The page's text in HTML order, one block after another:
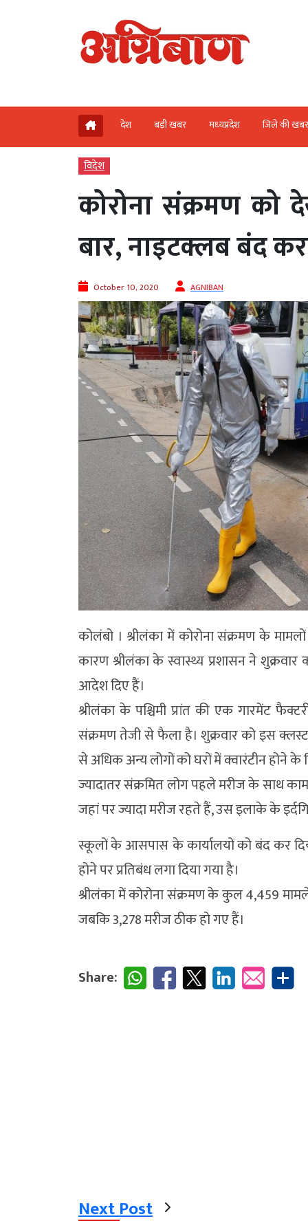
देश बड़ी खबर मध्‍यप्रदेश जिले की
विदेश
कोरोना संक्रमण को
बार, नाइटक्लब बंद
October 10, 2020 AGNIBAN
कोलंबो । श्रीलंका में कोरोना संक्रमण के
कारण श्रीलंका के स्वास्थ्य प्रशासन ने
आदेश दिए हैं।
श्रीलंका के पश्चिमी प्रांत की एक गारमेंट
संक्रमण तेजी से फैला है। शुक्रवार को इस
से अधिक अन्य लोगों को घरों में क्वारंटीन होने के
ज्यादातर संक्रमित लोग पहले मरीज के साथ
जहां पर ज्यादा मरीज रहते हैं, उस इलाके के
स्कूलों के आसपास के कार्यालयों को बंद कर
होने पर प्रतिबंध लगा दिया गया है।
श्रीलंका में कोरोना संक्रमण के कुल 4,459
जबकि 3,278 मरीज ठीक हो गए हैं।
Share:
Next Post